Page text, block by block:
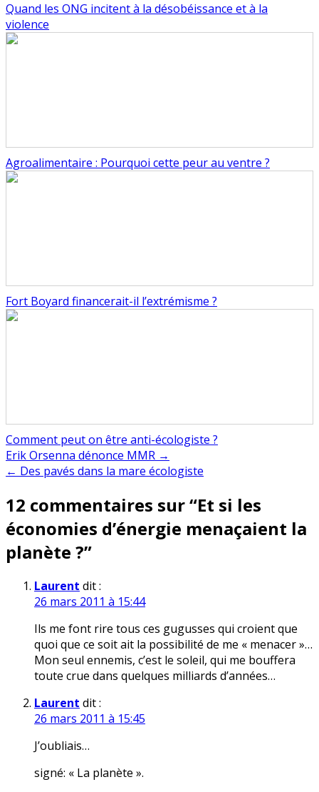
Quand les ONG incitent à la désobéissance et à la
violence
Agroalimentaire : Pourquoi cette peur au ventre ?
Fort Boyard financerait-il l’extrémisme ?
Comment peut on être anti-écologiste ?
Navigation
de
l’article
Erik Orsenna dénonce MMR →
← Des pavés dans la mare écologiste
12 commentaires sur “Et si les
économies d’énergie menaçaient la
planète ?”
Laurent dit :
26 mars 2011 à 15:44
Ils me font rire tous ces gugusses qui croient que
quoi que ce soit ait la possibilité de me « menacer »…
Mon seul ennemis, c’est le soleil, qui me bouffera
toute crue dans quelques milliards d’années…
Laurent dit :
26 mars 2011 à 15:45
J’oubliais…
signé: « La planète ».